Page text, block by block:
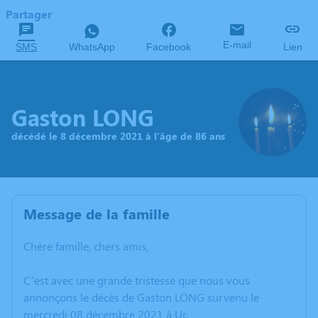
Partager
SMS WhatsApp Facebook E-mail Lien
Gaston LONG
décédé le 8 décembre 2021 à l'âge de 86 ans
Message de la famille
Chère famille, chers amis,
C’est avec une grande tristesse que nous vous
annonçons le décès de Gaston LONG survenu le
mercredi 08 décembre 2021 à Ur.